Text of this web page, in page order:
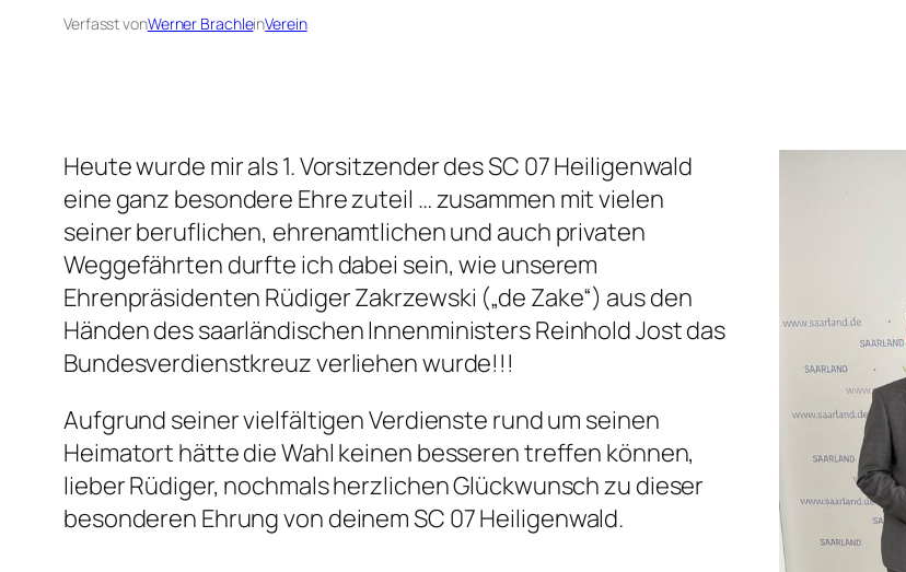
Verfasst vonWerner BrachleinVerein
Heute wurde mir als 1. Vorsitzender des SC 07 Heiligenwald
eine ganz besondere Ehre zuteil … zusammen mit vielen
seiner beruflichen, ehrenamtlichen und auch privaten
Weggefährten durfte ich dabei sein, wie unserem
Ehrenpräsidenten Rüdiger Zakrzewski („de Zake“) aus den
Händen des saarländischen Innenministers Reinhold Jost das
Bundesverdienstkreuz verliehen wurde!!!
Aufgrund seiner vielfältigen Verdienste rund um seinen
Heimatort hätte die Wahl keinen besseren treffen können,
lieber Rüdiger, nochmals herzlichen Glückwunsch zu dieser
besonderen Ehrung von deinem SC 07 Heiligenwald.